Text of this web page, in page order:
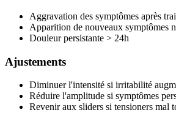
Aggravation des symptômes après
Apparition de nouveaux symptômes
Douleur persistante > 24h
Ajustements
Diminuer l'intensité si irritabilité
Réduire l'amplitude si symptômes
Revenir aux sliders si tensioners mal